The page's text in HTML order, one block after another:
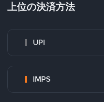
上位の決済方法
UPI
IMPS